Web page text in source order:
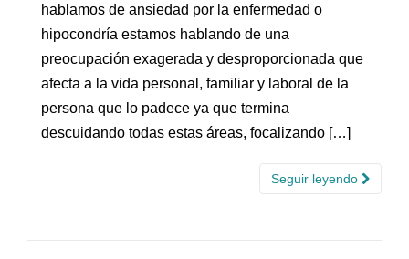
hablamos de ansiedad por la enfermedad o
hipocondría estamos hablando de una
preocupación exagerada y desproporcionada que
afecta a la vida personal, familiar y laboral de la
persona que lo padece ya que termina
descuidando todas estas áreas, focalizando […]
Seguir leyendo